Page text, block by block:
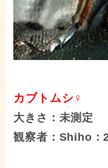
カブトムシ♀
大きさ：未測定
観察者：Shiho：